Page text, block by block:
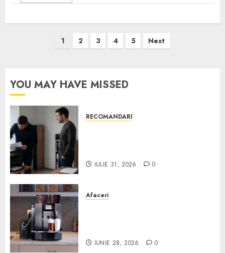
1 2 3 4 5 Next
YOU MAY HAVE MISSED
RECOMANDARI
IULIE 31, 2026 0
Afaceri
IUNIE 28, 2026 0